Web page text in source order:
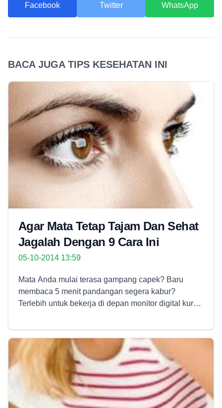
Facebook Twitter WhatsApp
BACA JUGA TIPS KESEHATAN INI
Agar Mata Tetap Tajam Dan Sehat
Jagalah Dengan 9 Cara Ini
05-10-2014 13:59
Mata Anda mulai terasa gampang capek? Baru
membaca 5 menit pandangan segera kabur?
Terlebih untuk bekerja di depan monitor digital kurun
lakukan berbagai strategi di bawah ini manfaat
menolong persoalan mata gampang capek Anda.
Lantaran tak bisa disangkal, mata ialah jendela
dunia. Dengan mata, beragam kegiatan kita bisa
dikerjakan dengan lebih gampang. Karenanya,
melindungi kesehatan mata harusnya jadi prioritas
paling utama kita. Di bawah ini panduan yang bisa